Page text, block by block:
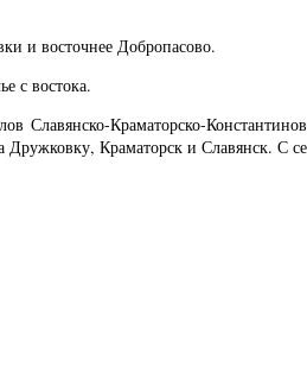
и восточнее Добропасово.
с востока.
Краматорско-
Краматорск и Славянск. С